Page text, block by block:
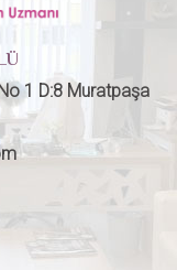
1 D:8 Muratpaşa